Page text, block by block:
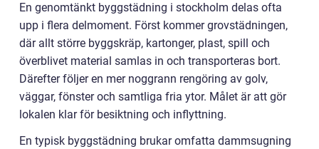
En genomtänkt byggstädning i stockholm delas ofta
upp i flera delmoment. Först kommer grovstädningen,
där allt större byggskräp, kartonger, plast, spill och
överblivet material samlas in och transporteras bort.
Därefter följer en mer noggrann rengöring av golv,
väggar, fönster och samtliga fria ytor. Målet är att gör
lokalen klar för besiktning och inflyttning.
En typisk byggstädning brukar omfatta dammsugning